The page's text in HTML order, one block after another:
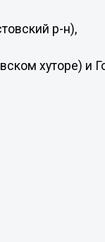
р-н),
хуторе) и